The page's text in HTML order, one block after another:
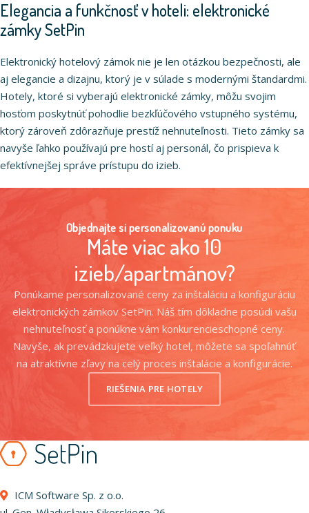
Elegancia a funkčnosť v hoteli: elektronické
zámky SetPin
Elektronický hotelový zámok nie je len otázkou bezpečnosti, ale
aj elegancie a dizajnu, ktorý je v súlade s modernými štandardmi.
Hotely, ktoré si vyberajú elektronické zámky, môžu svojim
hosťom poskytnúť pohodlie bezkľúčového vstupného systému,
ktorý zároveň zdôrazňuje prestíž nehnuteľnosti. Tieto zámky sa
navyše ľahko používajú pre hostí aj personál, čo prispieva k
efektívnejšej správe prístupu do izieb.
Objednajte si personalizovanú ponuku
Máte viac ako 10
izieb/apartmánov?
Ponúkame personalizované ceny za inštaláciu a konfiguráciu
elektronických zámkov SetPin. Náš tím dôkladne posúdi vašu
nehnuteľnosť a ponúkne vám konkurencieschopné ceny.
Navyše, ak prevádzkujete veľký hotel, môžete sa spoľahnúť
na atraktívne zľavy na celý proces inštalácie a konfigurácie.
RIEŠENIA PRE HOTELY
ICM Software Sp. z o.o.